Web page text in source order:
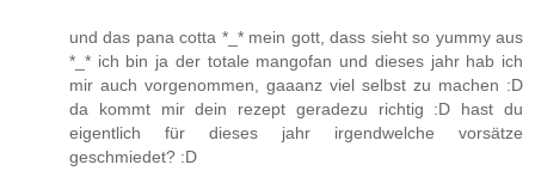
und das pana cotta *_* mein gott, dass sieht so yummy aus
*_* ich bin ja der totale mangofan und dieses jahr hab ich
mir auch vorgenommen, gaaanz viel selbst zu machen :D
da kommt mir dein rezept geradezu richtig :D hast du
eigentlich für dieses jahr irgendwelche vorsätze
geschmiedet? :D